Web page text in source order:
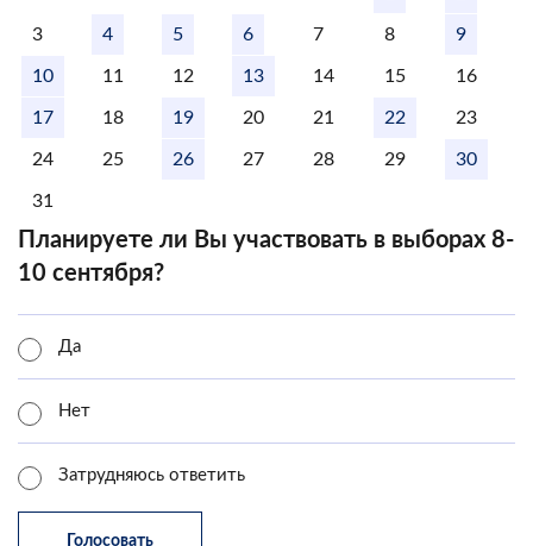
3 4 5 6 7 8 9
10 11 12 13 14 15 16
17 18 19 20 21 22 23
24 25 26 27 28 29 30
31
Планируете ли Вы участвовать в выборах 8-
10 сентября?
Да
Нет
Затрудняюсь ответить